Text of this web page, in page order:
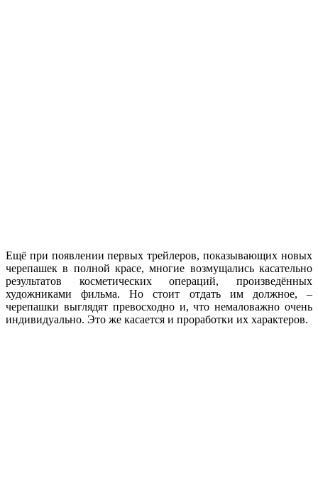
Ещё при появлении первых трейлеров, показывающих новых
черепашек в полной красе, многие возмущались касательно
результатов косметических операций, произведённых
художниками фильма. Но стоит отдать им должное, –
черепашки выглядят превосходно и, что немаловажно очень
индивидуально. Это же касается и проработки их характеров.